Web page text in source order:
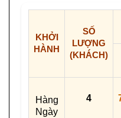
KHỞI
HÀNH
SỐ
LƯỢNG
(KHÁCH)
Hàng
Ngày
4